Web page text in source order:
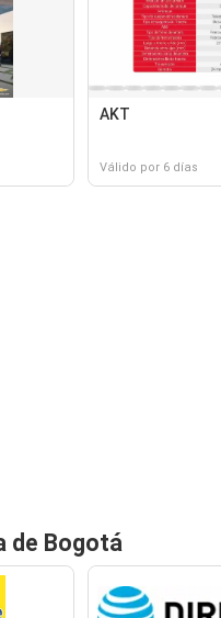
AKT
Válido por 6 días
de Bogotá